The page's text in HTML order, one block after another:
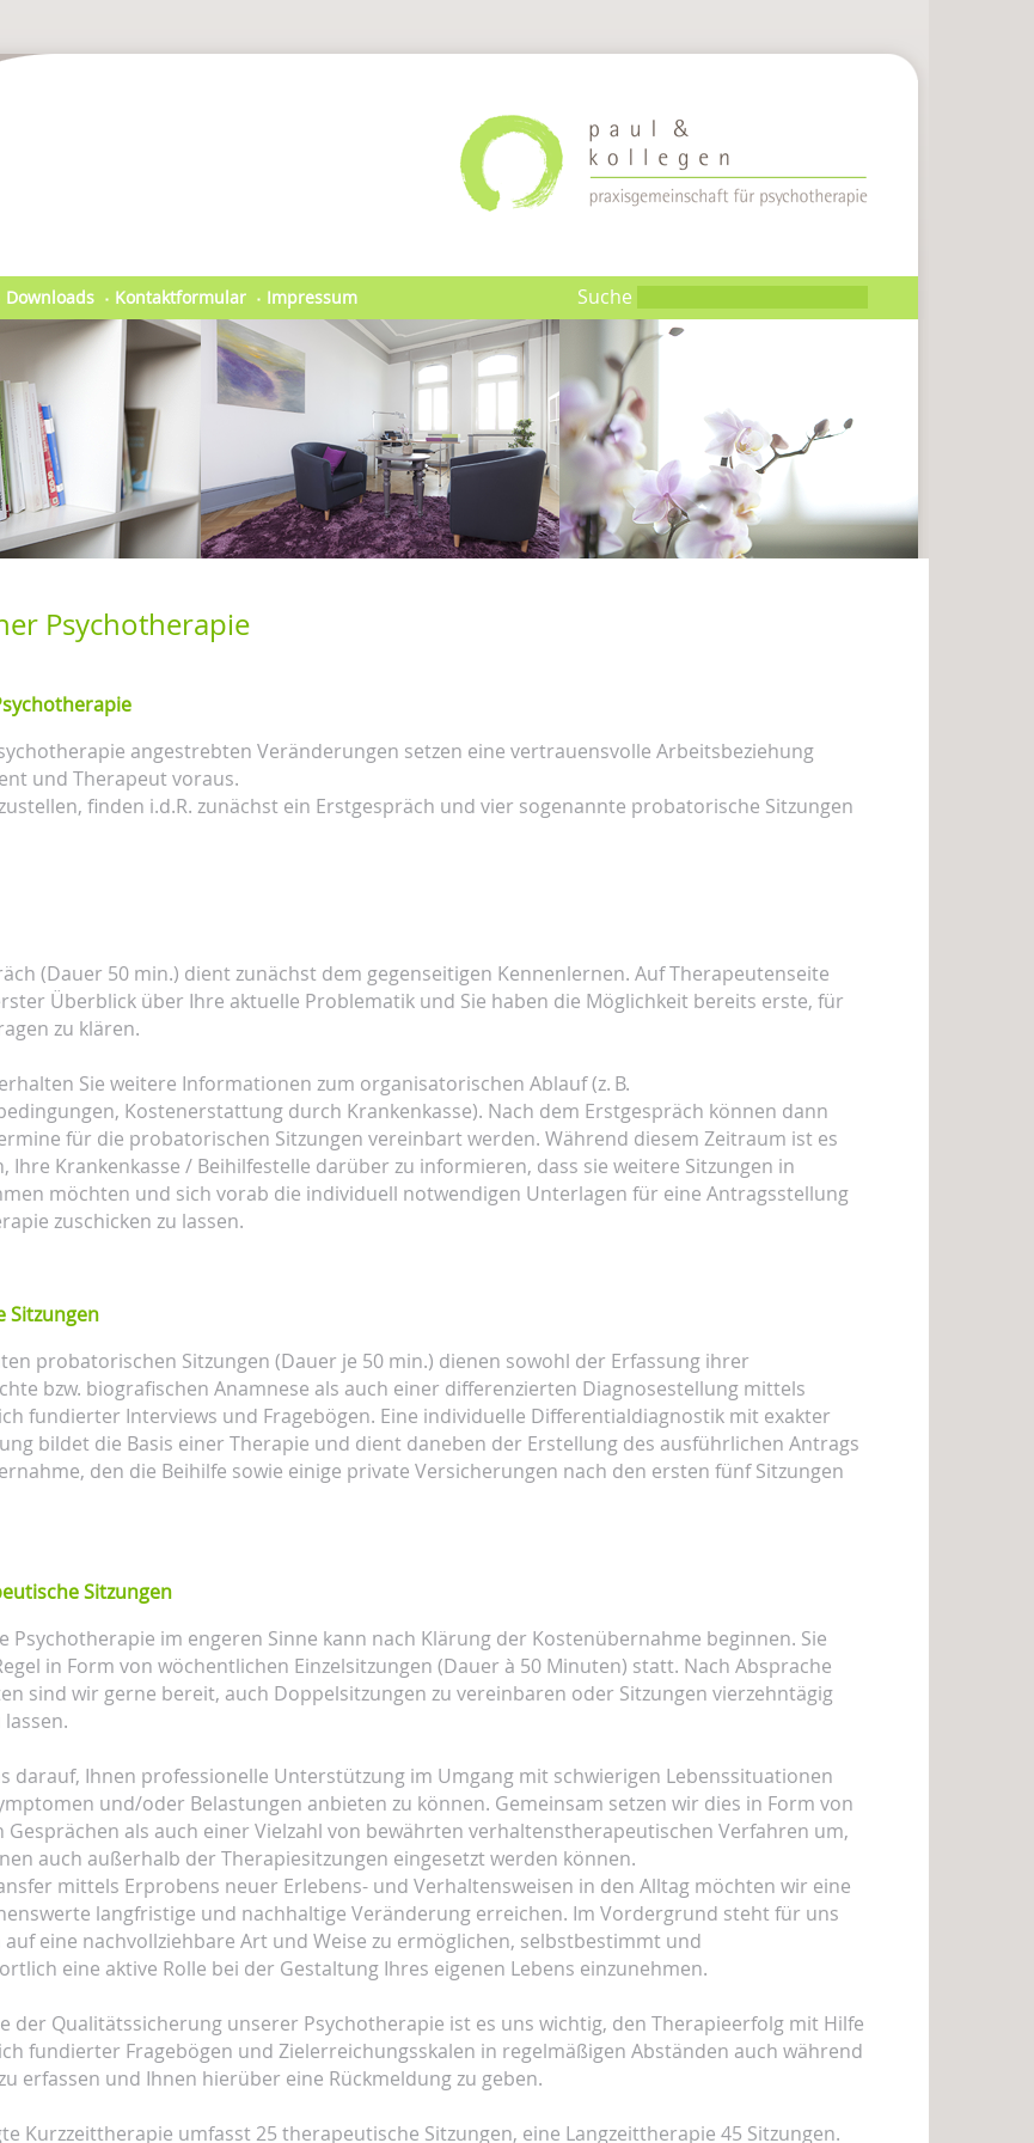
Downloads Kontaktformular Impressum Suche
Psychotherapie
angestrebten Veränderungen setzen eine vertrauensvolle Arbeitsbeziehung
und Therapeut voraus.
finden i.d.R. zunächst ein Erstgespräch und vier sogenannte probatorische Sitzungen
(Dauer 50 min.) dient zunächst dem gegenseitigen Kennenlernen. Auf Therapeutenseite
Überblick über Ihre aktuelle Problematik und Sie haben die Möglichkeit bereits erste, für
zu klären.
Sie weitere Informationen zum organisatorischen Ablauf (z. B.
Kostenerstattung durch Krankenkasse). Nach dem Erstgespräch können dann
für die probatorischen Sitzungen vereinbart werden. Während diesem Zeitraum ist es
Ihre Krankenkasse / Beihilfestelle darüber zu informieren, dass sie weitere Sitzungen in
möchten und sich vorab die individuell notwendigen Unterlagen für eine Antragsstellung
zuschicken zu lassen.
Sitzungen
probatorischen Sitzungen (Dauer je 50 min.) dienen sowohl der Erfassung ihrer
bzw. biografischen Anamnese als auch einer differenzierten Diagnosestellung mittels
fundierter Interviews und Fragebögen. Eine individuelle Differentialdiagnostik mit exakter
bildet die Basis einer Therapie und dient daneben der Erstellung des ausführlichen Antrags
den die Beihilfe sowie einige private Versicherungen nach den ersten fünf Sitzungen
Sitzungen
Psychotherapie im engeren Sinne kann nach Klärung der Kostenübernahme beginnen. Sie
in Form von wöchentlichen Einzelsitzungen (Dauer à 50 Minuten) statt. Nach Absprache
sind wir gerne bereit, auch Doppelsitzungen zu vereinbaren oder Sitzungen vierzehntägig
darauf, Ihnen professionelle Unterstützung im Umgang mit schwierigen Lebenssituationen
und/oder Belastungen anbieten zu können. Gemeinsam setzen wir dies in Form von
als auch einer Vielzahl von bewährten verhaltenstherapeutischen Verfahren um,
auch außerhalb der Therapiesitzungen eingesetzt werden können.
mittels Erprobens neuer Erlebens- und Verhaltensweisen in den Alltag möchten wir eine
langfristige und nachhaltige Veränderung erreichen. Im Vordergrund steht für uns
eine nachvollziehbare Art und Weise zu ermöglichen, selbstbestimmt und
eine aktive Rolle bei der Gestaltung Ihres eigenen Lebens einzunehmen.
der Qualitätssicherung unserer Psychotherapie ist es uns wichtig, den Therapieerfolg mit Hilfe
fundierter Fragebögen und Zielerreichungsskalen in regelmäßigen Abständen auch während
erfassen und Ihnen hierüber eine Rückmeldung zu geben.
Kurzzeittherapie umfasst 25 therapeutische Sitzungen, eine Langzeittherapie 45 Sitzungen.